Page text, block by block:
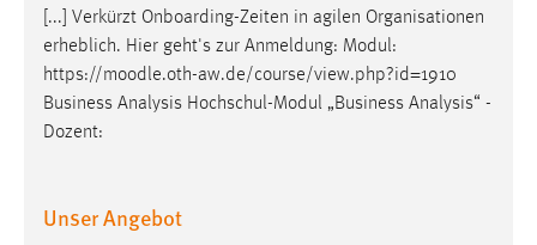
[...] Verkürzt Onboarding-Zeiten in agilen Organisationen
erheblich. Hier geht's zur Anmeldung: Modul:
https://moodle.oth-aw.de/course/view.php?id=1910
Business Analysis Hochschul-Modul „Business Analysis“ -
Dozent:
Unser Angebot